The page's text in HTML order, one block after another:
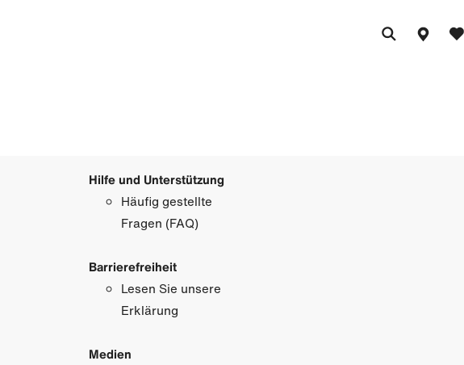
Hilfe und Unterstützung
Häufig gestellte
Fragen (FAQ)
Barrierefreiheit
Lesen Sie unsere
Erklärung
Medien